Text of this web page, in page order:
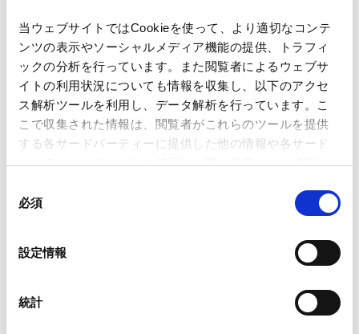
当ウェブサイトではCookieを使って、より適切なコンテ
ンツの表示やソーシャルメディア機能の提供、トラフィ
ックの分析を行っています。また閲覧者によるウェブサ
イトの利用状況についても情報を収集し、以下のアクセ
ス解析ツールを利用し、データ解析を行っています。こ
こで収集された情報は、閲覧者がこれらのツールを提供
する各サードパーティーに提供した他の情報や各サード
パーティーのサービスを使用した際に収集された情報と
ことがあります。
Google Analytics利用規約（
Marketo
外部サイト）
必須
設定情報
統計
事情―グリーントランスフォーメー
ション（GX）・脱炭素（カーボンニ
ュートラル） の実現に向けて―
2024.03.28
【資源・エネルギー】Recent
developments in Carbon Offset
Markets in Japan for achieving
green transformation and carbon
net-zero
【資源・エネルギー】わが国におけ
事情 ―グリーントランスフォーメー